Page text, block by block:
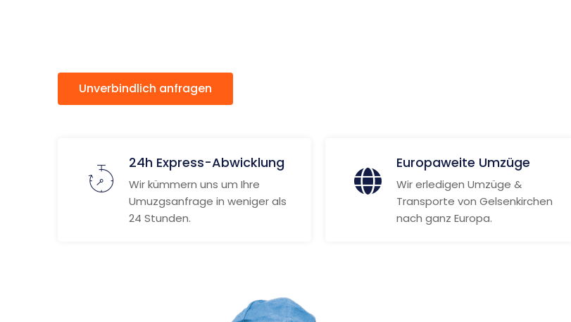
Unverbindlich anfragen
24h Express-Abwicklung
Wir kümmern uns um Ihre
Umuzgsanfrage in weniger als
24 Stunden.
Europaweite Umzüge
Wir erledigen Umzüge &
Transporte von Gelsenkirchen
nach ganz Europa.